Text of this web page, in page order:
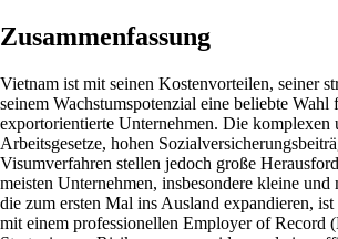
Zusammenfassung
Vietnam ist mit seinen Kostenvorteilen, seiner
seinem Wachstumspotenzial eine beliebte Wahl
exportorientierte Unternehmen. Die komplexen
Arbeitsgesetze, hohen
Visumverfahren stellen jedoch große
meisten Unternehmen, insbesondere kleine und
die zum ersten Mal ins Ausland expandieren,
mit einem professionellen Employer of Record